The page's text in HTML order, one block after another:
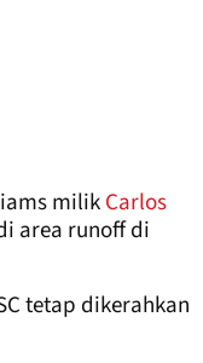
milikCarlos
area runoff di
tetap dikerahkan